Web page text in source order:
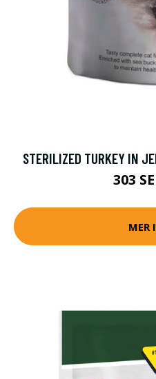
STERILIZED TURKEY IN
303
MER